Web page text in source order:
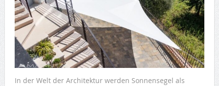
In der Welt der Architektur werden Sonnensegel als